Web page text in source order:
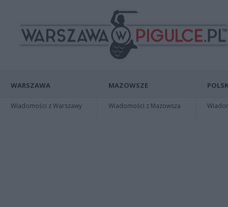
WARSZAWA
Wiadomości z Warszawy
MAZOWSZE
Wiadomości z Mazowsza